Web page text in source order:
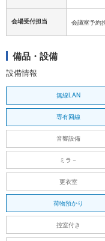
会場受付担当 会議室予約
備品・設備
設備情報
無線LAN
専有回線
音響設備
ミラ－
更衣室
荷物預かり
控室付き